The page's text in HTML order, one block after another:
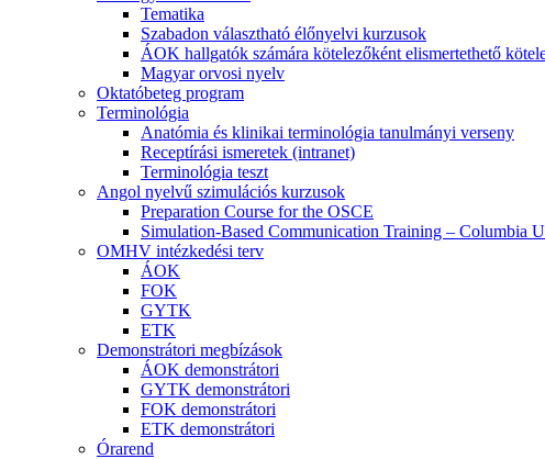
Tematika
Szabadon választható élőnyelvi kurzusok
ÁOK hallgatók számára kötelezőként elismertethető
Magyar orvosi nyelv
Oktatóbeteg program
Terminológia
Anatómia és klinikai terminológia tanulmányi verseny
Receptírási ismeretek (intranet)
Terminológia teszt
Angol nyelvű szimulációs kurzusok
Preparation Course for the OSCE
Simulation-Based Communication Training – Columbia
OMHV intézkedési terv
ÁOK
FOK
GYTK
ETK
Demonstrátori megbízások
ÁOK demonstrátori
GYTK demonstrátori
FOK demonstrátori
ETK demonstrátori
Órarend